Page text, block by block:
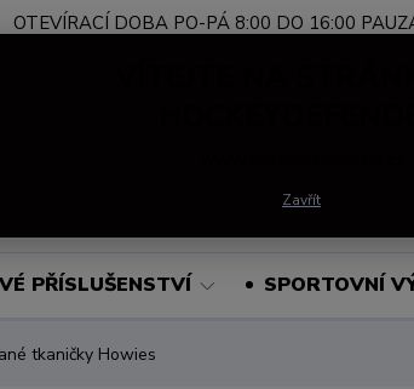
OTEVÍRACÍ DOBA PO-PÁ 8:00 DO 16:00
PŘÍSLUŠENSTVÍ SPORTOVNÍ
tkaničky Howies
Zavřít